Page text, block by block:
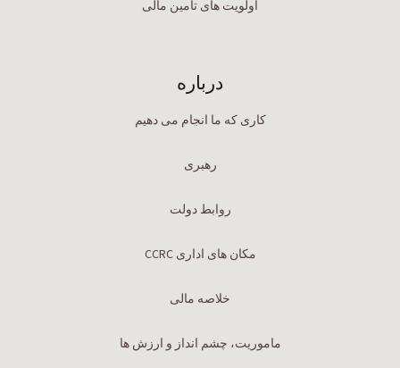
اولویت های تامین مالی
درباره
کاری که ما انجام می دهیم
رهبری
روابط دولت
مکان های اداری CCRC
خلاصه مالی
ماموریت، چشم انداز و ارزش ها